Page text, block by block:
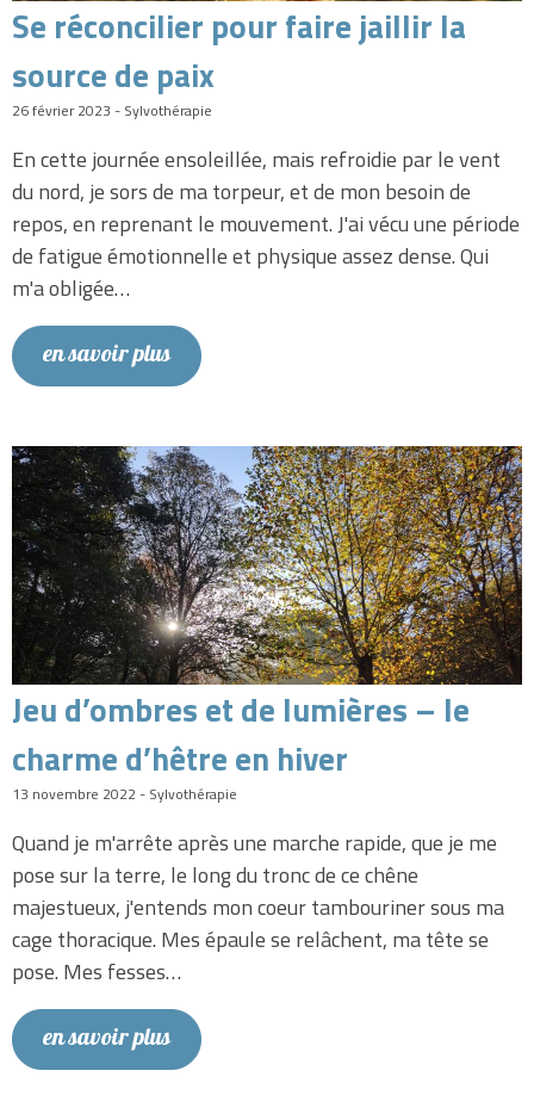
Se réconcilier pour faire jaillir la
source de paix
26 février 2023 - Sylvothérapie
En cette journée ensoleillée, mais refroidie par le vent
du nord, je sors de ma torpeur, et de mon besoin de
repos, en reprenant le mouvement. J'ai vécu une période
de fatigue émotionnelle et physique assez dense. Qui
m'a obligée…
en savoir plus
Jeu d’ombres et de lumières – le
charme d’hêtre en hiver
13 novembre 2022 - Sylvothérapie
Quand je m'arrête après une marche rapide, que je me
pose sur la terre, le long du tronc de ce chêne
majestueux, j'entends mon coeur tambouriner sous ma
cage thoracique. Mes épaule se relâchent, ma tête se
pose. Mes fesses…
en savoir plus